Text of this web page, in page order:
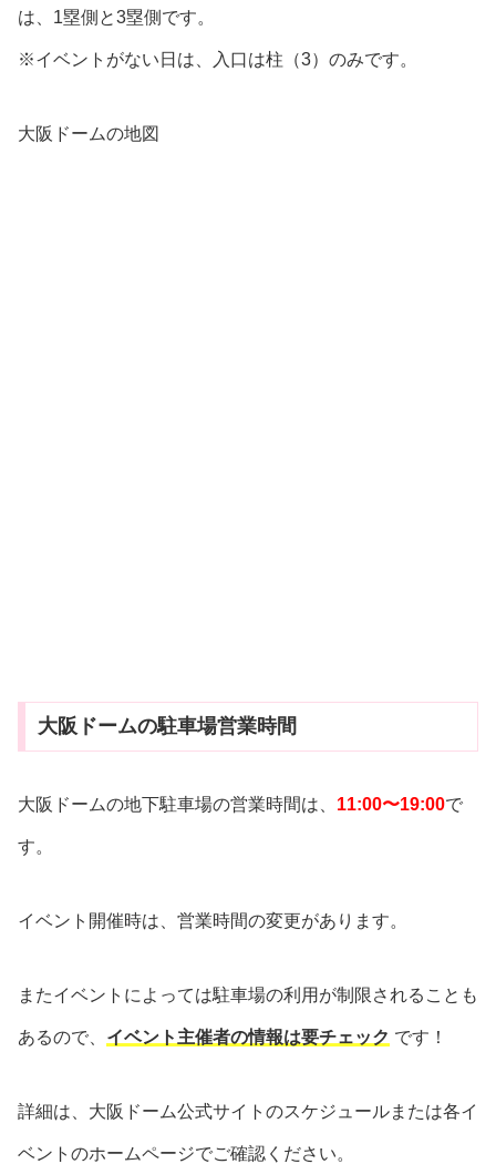
は、1塁側と3塁側です。
※イベントがない日は、入口は柱（3）のみです。
大阪ドームの地図
大阪ドームの駐車場営業時間
大阪ドームの地下駐車場の営業時間は、 11:00〜19:00で
す。
イベント開催時は、営業時間の変更があります。
またイベントによっては駐車場の利用が制限されることも
あるので、 イベント主催者の情報は要チェック です！
詳細は、大阪ドーム公式サイトのスケジュールまたは各イ
ベントのホームページでご確認ください。